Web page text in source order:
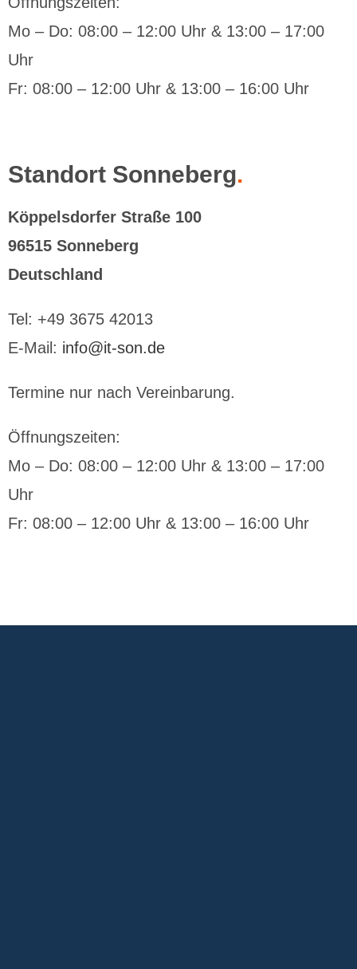
Standort Sonneberg.
Köppelsdorfer Straße 100
96515 Sonneberg
Deutschland
Tel: +49 3675 42013
E-Mail: info@it-son.de
Termine nur nach Vereinbarung.
Öffnungszeiten:
Mo – Do: 08:00 – 12:00 Uhr & 13:00 – 17:00
Uhr
Fr: 08:00 – 12:00 Uhr & 13:00 – 16:00 Uhr
Mo – Do: 08:00 – 12:00 Uhr & 13:00 – 17:00
Uhr
Fr: 08:00 – 12:00 Uhr & 13:00 – 16:00 Uhr